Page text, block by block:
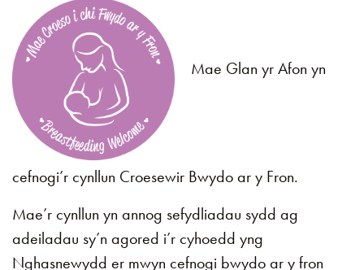
Mae Glan yr Afon yn
cefnogi’r cynllun Croesewir Bwydo ar y Fron.
Mae’r cynllun yn annog sefydliadau sydd ag
adeiladau sy’n agored i’r cyhoedd yng
Nghasnewydd er mwyn cefnogi bwydo ar y fron